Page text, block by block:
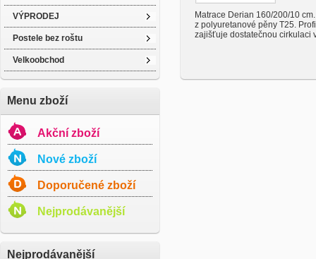
VÝPRODEJ
Postele bez roštu
Velkoobchod
Menu zboží
Akční zboží
Nové zboží
Doporučené zboží
Nejprodávanější
Nejprodávanější
Matrace Derian 160/200/10
z polyuretanové pěny T25.
zajišťuje dostatečnou cirkulaci